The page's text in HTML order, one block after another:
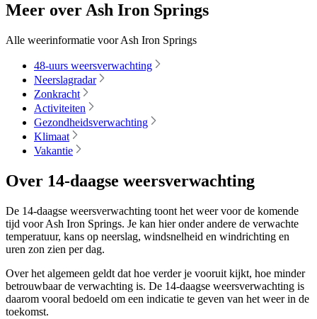
Meer over Ash Iron Springs
Alle weerinformatie voor Ash Iron Springs
48-uurs weersverwachting
Neerslagradar
Zonkracht
Activiteiten
Gezondheidsverwachting
Klimaat
Vakantie
Over 14-daagse weersverwachting
De 14-daagse weersverwachting toont het weer voor de komende
tijd voor Ash Iron Springs. Je kan hier onder andere de verwachte
temperatuur, kans op neerslag, windsnelheid en windrichting en
uren zon zien per dag.
Over het algemeen geldt dat hoe verder je vooruit kijkt, hoe minder
betrouwbaar de verwachting is. De 14-daagse weersverwachting is
daarom vooral bedoeld om een indicatie te geven van het weer in de
toekomst.